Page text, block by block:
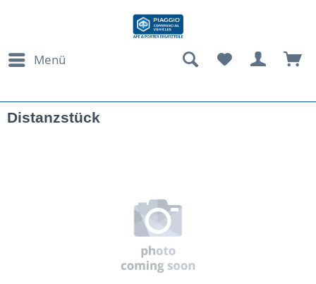
Menü
Distanzstück